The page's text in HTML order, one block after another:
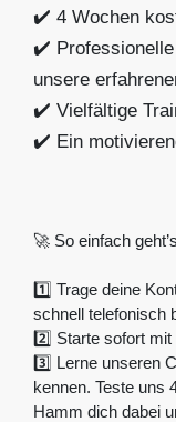
✔️ 4 Wochen
✔️ Professionelle
unsere
✔️ Vielfältige
✔️ Ein
🚀 So einfach
1️⃣ Trage deine
schnell telefonisch
2️⃣ Starte sofort
3️⃣ Lerne unseren
kennen. Teste uns
Hamm dich dabei